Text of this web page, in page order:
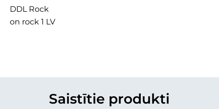
DDL Rock
on rock 1 LV
Saistītie produkti